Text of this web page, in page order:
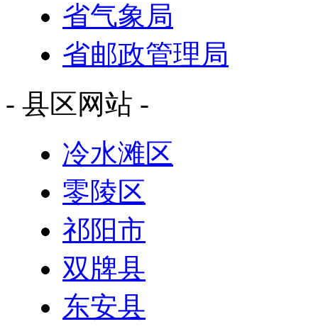
省气象局
省邮政管理局
- 县区网站 -
冷水滩区
零陵区
祁阳市
双牌县
东安县